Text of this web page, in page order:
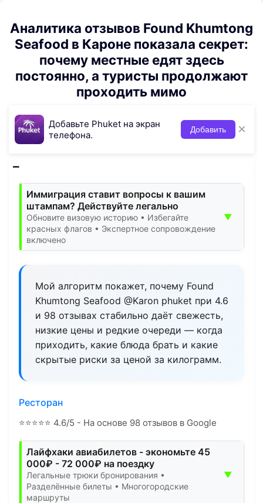
Аналитика отзывов Found Khumtong
Seafood в Кароне показала секрет:
почему местные едят здесь
постоянно, а туристы продолжают
проходить мимо
Добавьте Phuket на экран
телефона.
Добавить ×
Иммиграция ставит вопросы к вашим
штампам? Действуйте легально
Обновите визовую историю • Избегайте
красных флагов • Экспертное сопровождение
включено
▼
Мой алгоритм покажет, почему Found
Khumtong Seafood @Karon phuket при 4.6
и 98 отзывах стабильно даёт свежесть,
низкие цены и редкие очереди — когда
приходить, какие блюда брать и какие
скрытые риски за ценой за килограмм.
Ресторан
⭐⭐⭐⭐⭐ 4.6/5 - На основе 98 отзывов в Google
Лайфхаки авиабилетов - экономьте 45
000₽ - 72 000₽ на поездку
Легальные трюки бронирования •
Разделённые билеты • Многогородские
маршруты
▼